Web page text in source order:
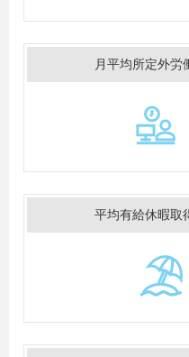
月平均所定外労
平均有給休暇取